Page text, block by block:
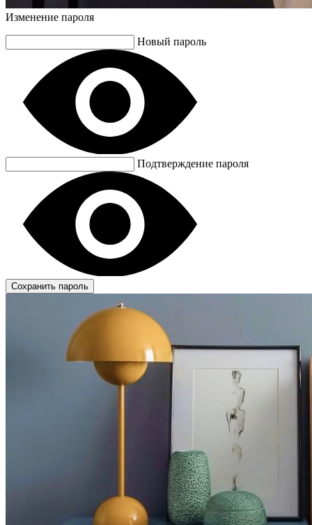
Изменение пароля
Новый пароль
Подтверждение пароля
Сохранить пароль